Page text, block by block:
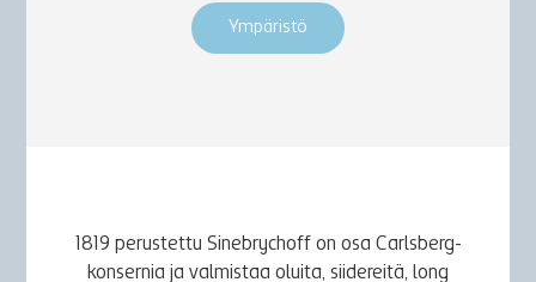
Ympäristö
1819 perustettu Sinebrychoff on osa Carlsberg-
konsernia ja valmistaa oluita, siidereitä, long